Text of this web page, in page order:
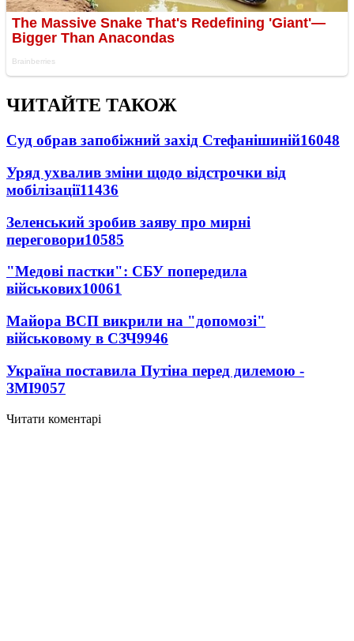
ЧИТАЙТЕ ТАКОЖ
Суд обрав запобіжний захід Стефанішиній16048
Уряд ухвалив зміни щодо відстрочки від
мобілізації11436
Зеленський зробив заяву про мирні
переговори10585
"Медові пастки": СБУ попередила
військових10061
Майора ВСП викрили на "допомозі"
військовому в СЗЧ9946
Україна поставила Путіна перед дилемою -
ЗМІ9057
Читати коментарі